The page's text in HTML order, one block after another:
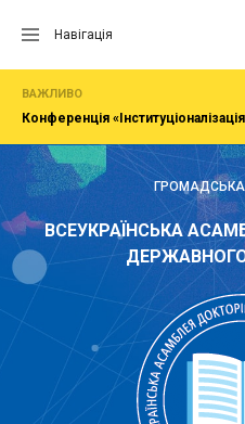
Навігація
ВАЖЛИВО
ГРОМАДСЬКА
ВСЕУКРАЇНСЬКА